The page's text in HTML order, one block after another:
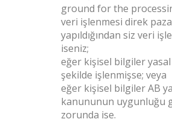
ground for the
veri işlenmesi direk
yapıldığından siz veri
iseniz;
eğer kişisel bilgiler
şekilde işlenmişse; veya
eğer kişisel bilgiler AB
kanununun uygunluğu
zorunda ise.